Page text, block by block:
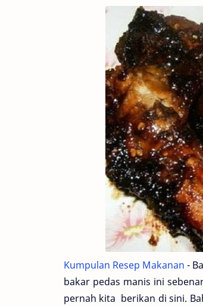
Kumpulan Resep Makanan -
bakar pedas manis ini
pernah kita berikan di sini.